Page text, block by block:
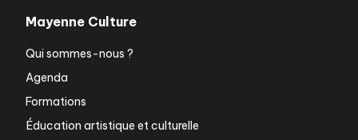
Mayenne Culture
Qui sommes-nous ?
Agenda
Formations
Éducation artistique et culturelle